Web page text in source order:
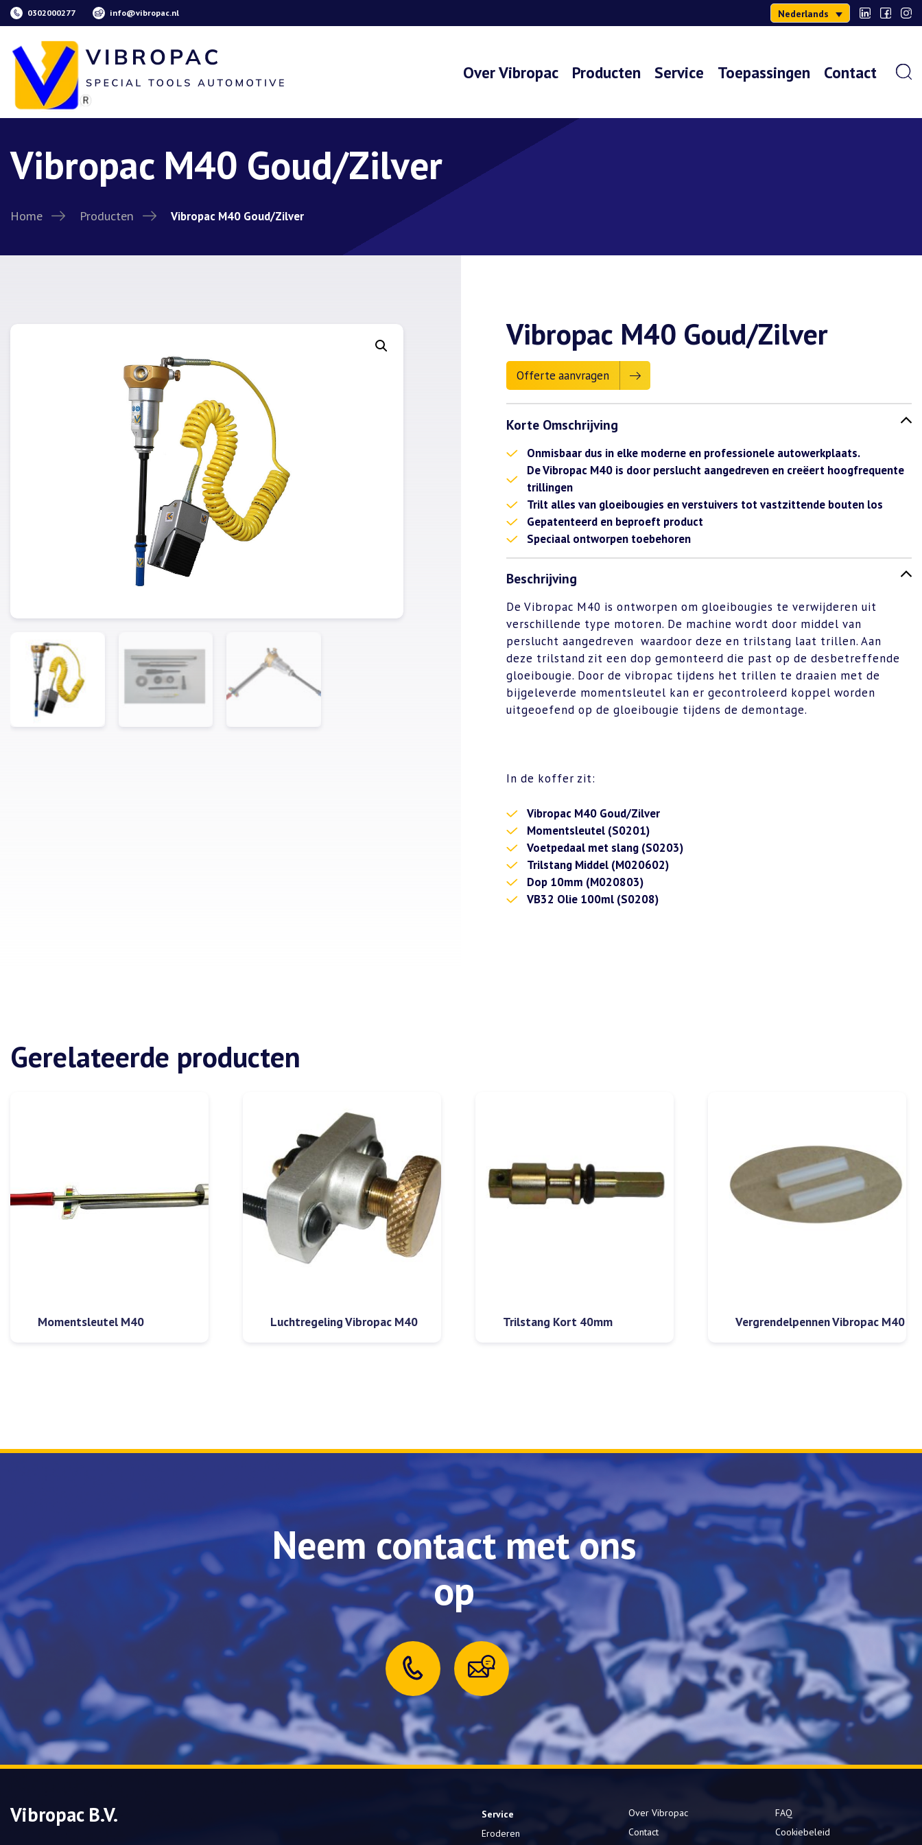
0302000277 info@vibropac.nl Nederlands
Over Vibropac Producten Service Toepassingen Contact
Vibropac M40 Goud/Zilver
Home Producten Vibropac M40 Goud/Zilver
Vibropac M40 Goud/Zilver
Offerte aanvragen
Korte Omschrijving
Onmisbaar dus in elke moderne en professionele autowerkplaats.
De Vibropac M40 is door perslucht aangedreven en creëert hoogfrequente
trillingen
Trilt alles van gloeibougies en verstuivers tot vastzittende bouten los
Gepatenteerd en beproeft product
Speciaal ontworpen toebehoren
Beschrijving
De Vibropac M40 is ontworpen om gloeibougies te verwijderen uit
verschillende type motoren. De machine wordt door middel van
perslucht aangedreven waardoor deze en trilstang laat trillen. Aan
deze trilstand zit een dop gemonteerd die past op de desbetreffende
gloeibougie. Door de vibropac tijdens het trillen te draaien met de
bijgeleverde momentsleutel kan er gecontroleerd koppel worden
uitgeoefend op de gloeibougie tijdens de demontage.
In de koffer zit:
Vibropac M40 Goud/Zilver
Momentsleutel (S0201)
Voetpedaal met slang (S0203)
Trilstang Middel (M020602)
Dop 10mm (M020803)
VB32 Olie 100ml (S0208)
Gerelateerde producten
Momentsleutel M40 Luchtregeling Vibropac M40 Trilstang Kort 40mm Vergrendelpennen Vibropac M40
Neem contact met ons
op
Vibropac B.V.
Service
Eroderen
Over Vibropac
Contact
FAQ
Cookiebeleid